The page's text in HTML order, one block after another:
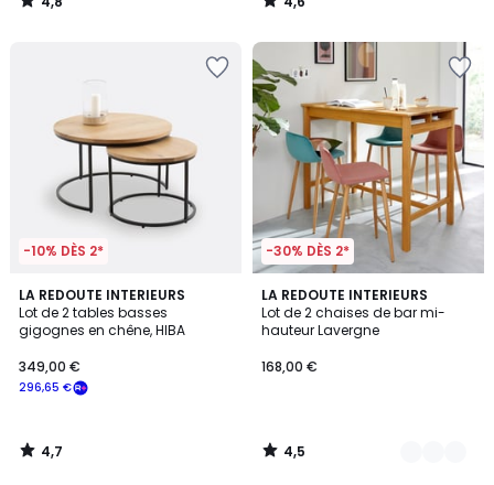
/
/
-10% DÈS 2*
LA REDOUTE INTERIEURS
Lot de 2 tables basses
gigognes en chêne, HIBA
296,65 €
349,00 €
4,7
/ 5
4,7
/
-30% DÈS 2*
LA REDOUTE INTERIEURS
Lot de 2 chaises de bar mi-
hauteur Lavergne
168,00 €
4,5
/ 5
3
Couleurs
4,5
/